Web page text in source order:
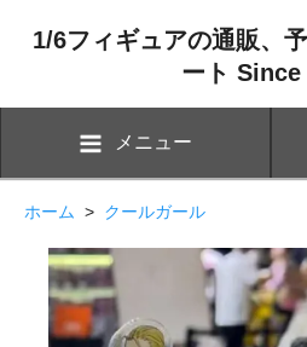
1/6フィギュアの通販、
ート Since
メニュー
ホーム > クールガール